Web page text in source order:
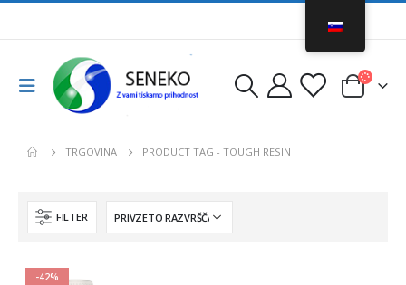
TRGOVINA PRODUCT TAG - TOUGH RESIN
FILTER
-42%